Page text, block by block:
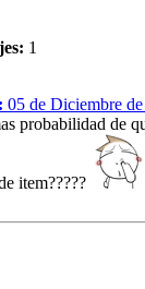
1
05 de Diciembre
probabilidad de
item?????